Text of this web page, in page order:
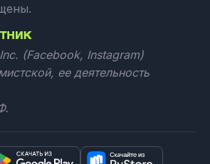
(Facebook, Instagram)
ее деятельность